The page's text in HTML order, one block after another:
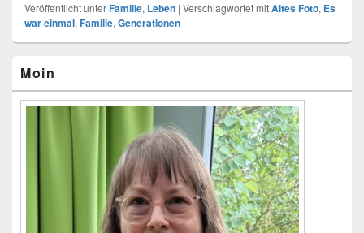
Veröffentlicht unterFamilie, Leben | Verschlagwortet mitAltes Foto, Es
war einmal, Familie, Generationen
Seitenleisten-
Widgetbereich
Moin